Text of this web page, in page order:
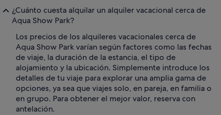
¿Cuánto cuesta alquilar un alquiler vacacional cerca de
Aqua Show Park?
Los precios de los alquileres vacacionales cerca de
Aqua Show Park varían según factores como las fechas
de viaje, la duración de la estancia, el tipo de
alojamiento y la ubicación. Simplemente introduce los
detalles de tu viaje para explorar una amplia gama de
opciones, ya sea que viajes solo, en pareja, en familia o
en grupo. Para obtener el mejor valor, reserva con
antelación.